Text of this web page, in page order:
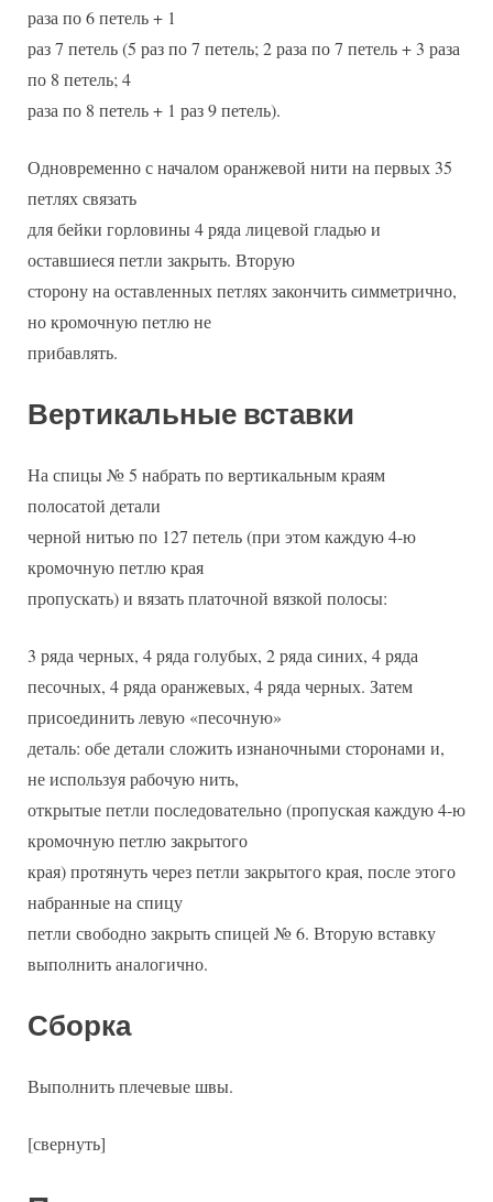
раза по 6 петель + 1
раз 7 петель (5 раз по 7 петель; 2 раза по 7 петель + 3 раза
по 8 петель; 4
раза по 8 петель + 1 раз 9 петель).
Одновременно с началом оранжевой нити на первых 35
петлях связать
для бейки горловины 4 ряда лицевой гладью и
оставшиеся петли закрыть. Вторую
сторону на оставленных петлях закончить симметрично,
но кромочную петлю не
прибавлять.
Вертикальные вставки
На спицы № 5 набрать по вертикальным краям
полосатой детали
черной нитью по 127 петель (при этом каждую 4-ю
кромочную петлю края
пропускать) и вязать платочной вязкой полосы:
3 ряда черных, 4 ряда голубых, 2 ряда синих, 4 ряда
песочных, 4 ряда оранжевых, 4 ряда черных. Затем
присоединить левую «песочную»
деталь: обе детали сложить изнаночными сторонами и,
не используя рабочую нить,
открытые петли последовательно (пропуская каждую 4-ю
кромочную петлю закрытого
края) протянуть через петли закрытого края, после этого
набранные на спицу
петли свободно закрыть спицей № 6. Вторую вставку
выполнить аналогично.
Сборка
Выполнить плечевые швы.
[свернуть]